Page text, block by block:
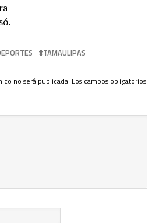
TAMAULIPAS
no será publicada. Los campos obligatorios